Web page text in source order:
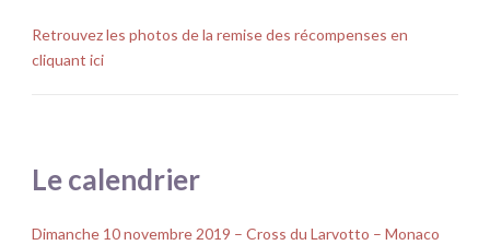
Retrouvez les photos de la remise des récompenses en
cliquant ici
Le calendrier
Dimanche 10 novembre 2019 – Cross du Larvotto – Monaco